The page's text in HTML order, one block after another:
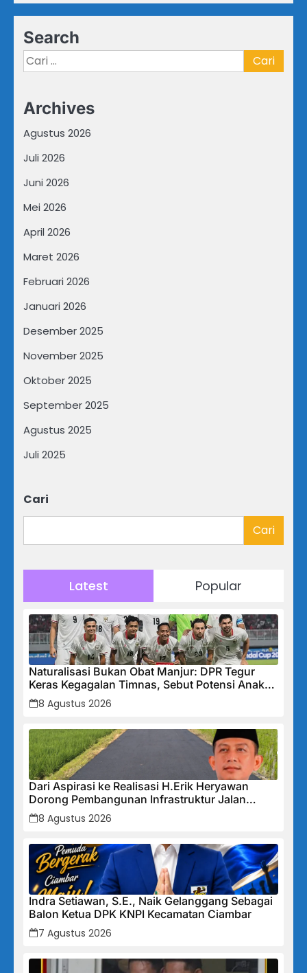
Search
Cari
untuk:
Archives
Agustus 2026
Juli 2026
Juni 2026
Mei 2026
April 2026
Maret 2026
Februari 2026
Januari 2026
Desember 2025
November 2025
Oktober 2025
September 2025
Agustus 2025
Juli 2025
Cari
Cari
Latest Popular
Naturalisasi Bukan Obat Manjur: DPR Tegur
Keras Kegagalan Timnas, Sebut Potensi Anak
Bangsa Terabaikan Demi “Jalan Pintas”
8 Agustus 2026
Dari Aspirasi ke Realisasi H.Erik Heryawan
Dorong Pembangunan Infrastruktur Jalan
Cikalong Bunder
8 Agustus 2026
Indra Setiawan, S.E., Naik Gelanggang Sebagai
Balon Ketua DPK KNPI Kecamatan Ciambar
7 Agustus 2026